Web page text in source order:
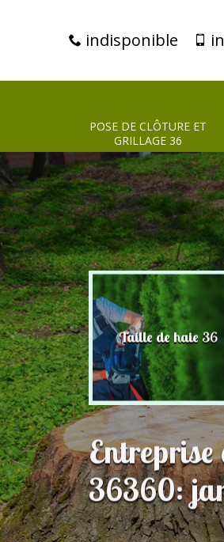
indisponible
POSE DE CLÔTURE ET
GRILLAGE 36
et
36 Taille de haie 36
36360: